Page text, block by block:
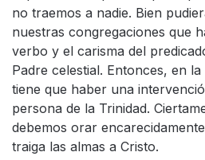
no traemos a nadie. Bien
nuestras congregaciones que
verbo y el carisma del
Padre celestial. Entonces, en
tiene que haber una
persona de la Trinidad.
debemos orar
traiga las almas a Cristo.